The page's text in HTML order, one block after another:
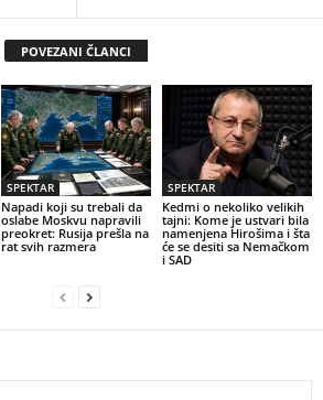
POVEZANI ČLANCI
SPEKTAR
Napadi koji su trebali da
oslabe Moskvu napravili
preokret: Rusija prešla na
rat svih razmera
SPEKTAR
Kedmi o nekoliko velikih
tajni: Kome je ustvari bila
namenjena Hirošima i šta
će se desiti sa Nemačkom
i SAD